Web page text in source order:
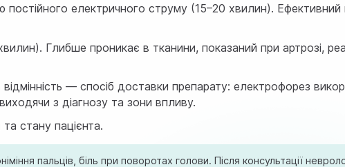
електричного струму (15–20 хвилин).
Глибше проникає в тканини, показаний при артрозі,
— спосіб доставки препарату: електрофорез
з діагнозу та зони впливу.
стану пацієнта.
пальців, біль при поворотах голови. Після консультації